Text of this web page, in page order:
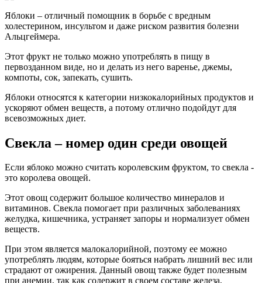
Яблоки – отличный помощник в борьбе с вредным
холестерином, инсультом и даже риском развития болезни
Альцгеймера.
Этот фрукт не только можно употреблять в пищу в
первозданном виде, но и делать из него варенье, джемы,
компоты, сок, запекать, сушить.
Яблоки относятся к категории низкокалорийных продуктов и
ускоряют обмен веществ, а потому отлично подойдут для
всевозможных диет.
Свекла – номер один среди овощей
Если яблоко можно считать королевским фруктом, то свекла -
это королева овощей.
Этот овощ содержит большое количество минералов и
витаминов. Свекла помогает при различных заболеваниях
желудка, кишечника, устраняет запоры и нормализует обмен
веществ.
При этом является малокалорийной, поэтому ее можно
употреблять людям, которые бояться набрать лишний вес или
страдают от ожирения. Данный овощ также будет полезным
при анемии, так как содержит в своем составе железа,